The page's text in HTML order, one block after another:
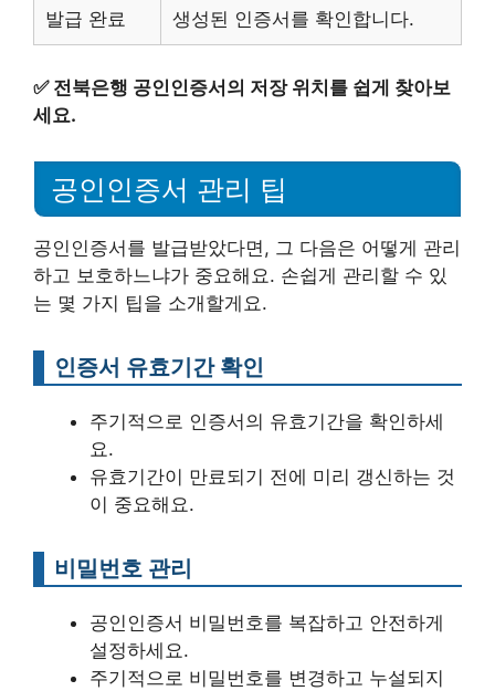
발급 완료 생성된 인증서를 확인합니다.
✅ 전북은행 공인인증서의 저장 위치를 쉽게 찾아보
세요.
공인인증서 관리 팁
공인인증서를 발급받았다면, 그 다음은 어떻게 관리
하고 보호하느냐가 중요해요. 손쉽게 관리할 수 있
는 몇 가지 팁을 소개할게요.
인증서 유효기간 확인
주기적으로 인증서의 유효기간을 확인하세
요.
유효기간이 만료되기 전에 미리 갱신하는 것
이 중요해요.
비밀번호 관리
공인인증서 비밀번호를 복잡하고 안전하게
설정하세요.
주기적으로 비밀번호를 변경하고 누설되지